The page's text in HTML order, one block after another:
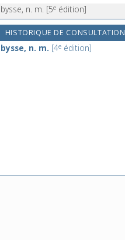
çà [I], adv. de lieu
çà [II], interj.
Ca, symb.
bysse, n. m. [5e édition]
HISTORIQUE DE CONSULTATION
bysse, n. m. [4e édition]